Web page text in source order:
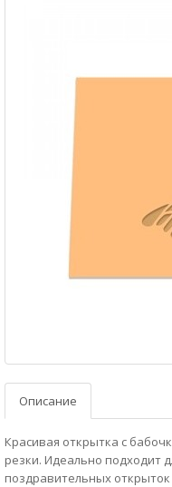
Описание
Красивая открытка с
резки. Идеально подходит
поздравительных